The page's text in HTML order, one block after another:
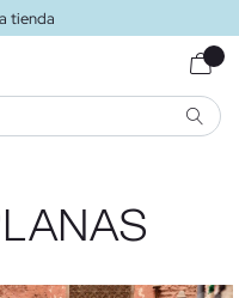
tienda